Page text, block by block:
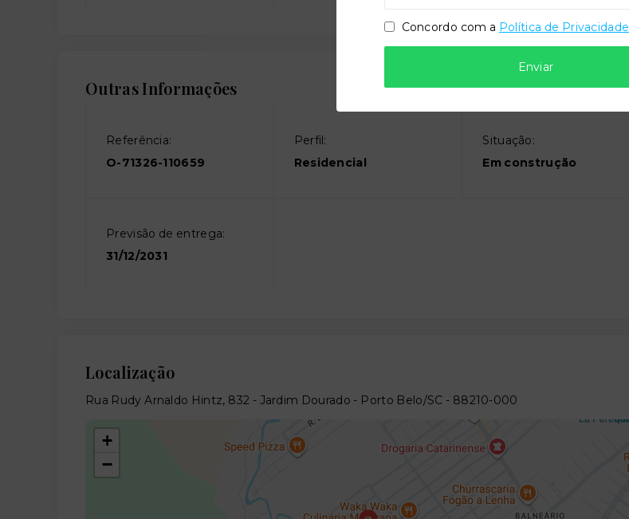
Outras Informações
Referência:
O-71326-110659
Perfil:
Residencial
Situação:
Em construção
Previsão de entrega:
31/12/2031
Localização
Rua Rudy Arnaldo Hintz, 832 - Jardim Dourado - Porto Belo/SC - 88210-000
+
−
Concordo com a Política de Privacidade
Enviar